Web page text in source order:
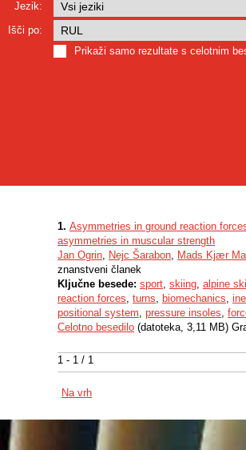
Jezik:
Išči po:
Prikaži samo rezultate s celotnim
1 - 1 / 1
1. Asymmetries in ground reaction
asymmetries in muscular strength
Jan Ogrin, Nejc Šarabon, Mads Kjær
znanstveni članek
Ključne besede: sport, skiing, alpine
reaction forces, turns, biomechanics,
positional system, pressure insoles,
Celotno besedilo (datoteka, 3,11 MB)
Na vrh